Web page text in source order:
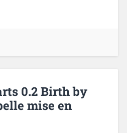
0.2 Birth by
mise en